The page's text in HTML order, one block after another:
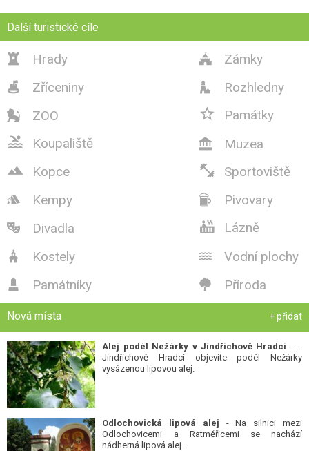
Další turistické cíle
 Hrady  Zámky
 Zříceniny  Rozhledny
 ZOO  Památky
 Koupaliště  Muzea
 Kopce  Sportoviště
 Kempy  Pivovary
 Divadla  Lázně
 Kostely  Vodní plochy
 Památníky  Příroda
Nová místa + přidat
Alej podél Nežárky v Jindřichově Hradci - V
Jindřichově Hradci objevíte podél Nežárky
vysázenou lipovou alej.
Odlochovická lipová alej - Na silnici mezi
Odlochovicemi a Ratměřicemi se nachází
nádherná lipová alej.